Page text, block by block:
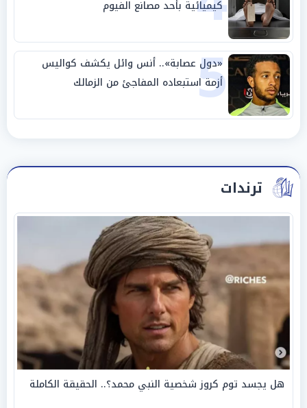
كيميائية بأحد مصانع الفيوم
5
«دول عصابة».. أنس وائل يكشف كواليس
أزمة استبعاده المفاجئ من الزمالك
ترندات
هل يجسد توم كروز شخصية النبي محمد؟.. الحقيقة الكاملة